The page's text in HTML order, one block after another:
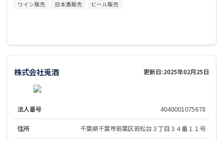
ワイン販売 日本酒販売 ビール販売
株式会社兎酒 更新日:2025年02月25日
法人番号 4040001075678
住所 千葉県千葉市若葉区若松台３丁目３４番１１号